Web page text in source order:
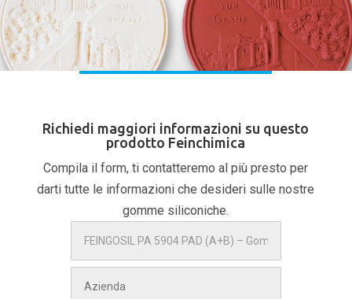
Richiedi maggiori informazioni su questo
prodotto Feinchimica
Compila il form, ti contatteremo al più presto per
darti tutte le informazioni che desideri sulle nostre
gomme siliconiche.